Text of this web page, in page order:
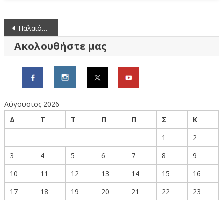
Πλοήγηση
άρθρων
Παλαιότερα άρθρα
Ακολουθήστε μας
Αύγουστος 2026
Δ
Τ Τ Π Π Σ
Κ
1
2
3
4 5 6 7 8
9
10
11 12 13 14 15
16
17
18 19 20 21 22
23